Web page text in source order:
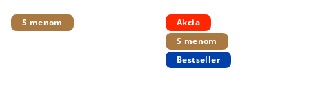
S menom
Akcia
S menom
Bestseller